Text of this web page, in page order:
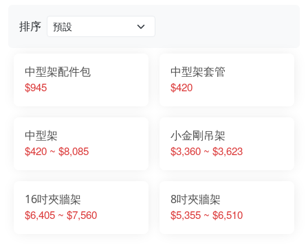
排序
中型架配件包
$945
中型架套管
$420
中型架
$420 ~ $8,085
小金剛吊架
$3,360 ~ $3,623
16吋夾牆架
$6,405 ~ $7,560
8吋夾牆架
$5,355 ~ $6,510